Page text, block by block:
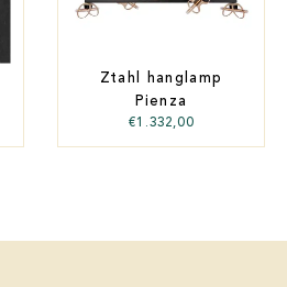
Ztahl hanglamp
Pienza
€1.332,00